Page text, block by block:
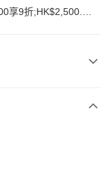
享9折;HK$2,500.00